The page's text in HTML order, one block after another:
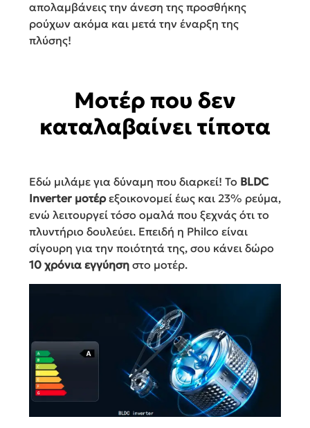
απολαμβάνεις την άνεση της προσθήκης
ρούχων ακόμα και μετά την έναρξη της
πλύσης!
Μοτέρ που δεν
καταλαβαίνει τίποτα
Εδώ μιλάμε για δύναμη που διαρκεί! Το BLDC
Inverter μοτέρεξοικονομεί έως και 23% ρεύμα,
ενώ λειτουργεί τόσο ομαλά που ξεχνάς ότι το
πλυντήριο δουλεύει. Επειδή η Philco είναι
σίγουρη για την ποιότητά της, σου κάνει δώρο
10 χρόνια εγγύηση στο μοτέρ.